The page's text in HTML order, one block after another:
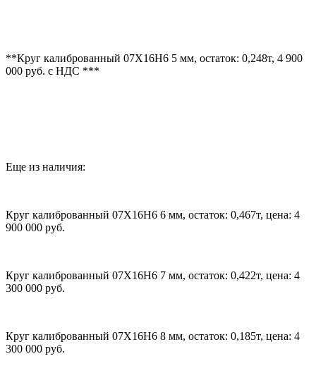
**Круг калиброванный 07Х16Н6 5 мм, остаток: 0,248т, 4 900
000 руб. с НДС ***
Еще из наличия:
Круг калиброванный 07Х16Н6 6 мм, остаток: 0,467т, цена: 4
900 000 руб.
Круг калиброванный 07Х16Н6 7 мм, остаток: 0,422т, цена: 4
300 000 руб.
Круг калиброванный 07Х16Н6 8 мм, остаток: 0,185т, цена: 4
300 000 руб.